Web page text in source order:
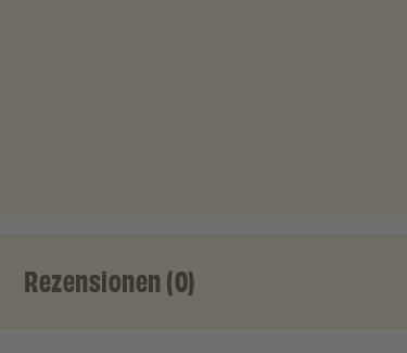
Rezensionen (0)